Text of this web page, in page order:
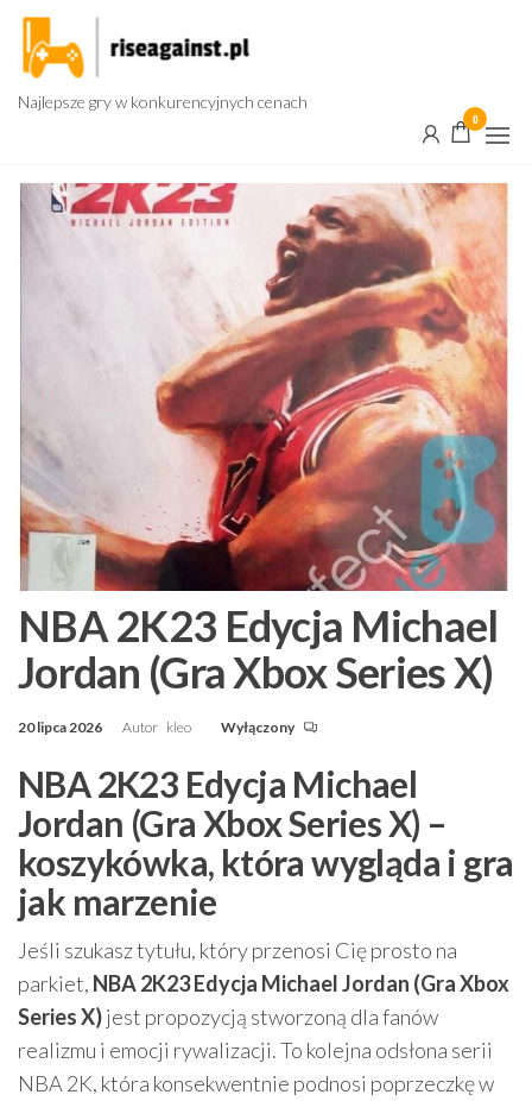
Przejdź
treści
Najlepsze gry w konkurencyjnych cenach
0
NBA 2K23 Edycja Michael
Jordan (Gra Xbox Series X)
20 lipca 2026 Autor kleo Wyłączony
NBA 2K23 Edycja Michael
Jordan (Gra Xbox Series X) –
koszykówka, która wygląda i gra
jak marzenie
Jeśli szukasz tytułu, który przenosi Cię prosto na
parkiet, NBA 2K23 Edycja Michael Jordan (Gra Xbox
Series X)jest propozycją stworzoną dla fanów
realizmu i emocji rywalizacji. To kolejna odsłona serii
NBA 2K, która konsekwentnie podnosi poprzeczkę w